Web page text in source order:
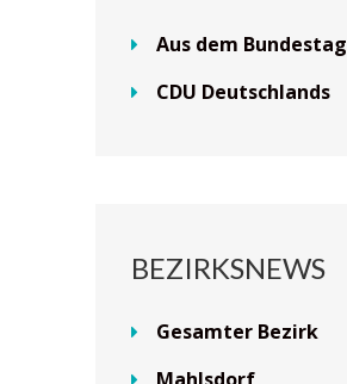
Aus dem Bundestag
CDU Deutschlands
BEZIRKSNEWS
Gesamter Bezirk